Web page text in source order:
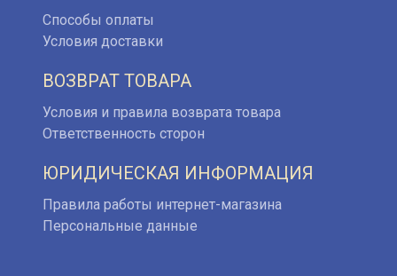
Способы оплаты
Условия доставки
ВОЗВРАТ ТОВАРА
Условия и правила возврата товара
Ответственность сторон
ЮРИДИЧЕСКАЯ ИНФОРМАЦИЯ
Правила работы интернет-магазина
Персональные данные